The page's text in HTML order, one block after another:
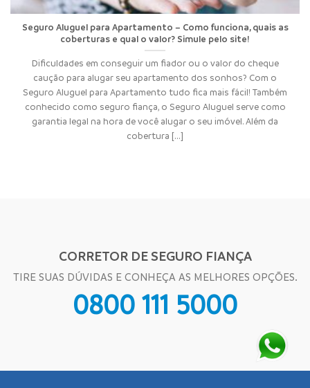
Seguro Aluguel para Apartamento – Como funciona, quais as
coberturas e qual o valor? Simule pelo site!
Dificuldades em conseguir um fiador ou o valor do cheque
caução para alugar seu apartamento dos sonhos? Com o
Seguro Aluguel para Apartamento tudo fica mais fácil! Também
conhecido como seguro fiança, o Seguro Aluguel serve como
garantia legal na hora de você alugar o seu imóvel. Além da
cobertura [...]
CORRETOR DE SEGURO FIANÇA
TIRE SUAS DÚVIDAS E CONHEÇA AS MELHORES OPÇÕES.
0800 111 5000